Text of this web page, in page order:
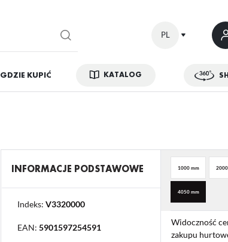
PL
GDZIE KUPIĆ KATALOG
brak konieczności wprowadzania swoich danych przy kolejnych
INFORMACJE PODSTAWOWE
Indeks: V3320000
EAN: 5901597254591
1000 mm
4050 mm
Widoczność
zakupu